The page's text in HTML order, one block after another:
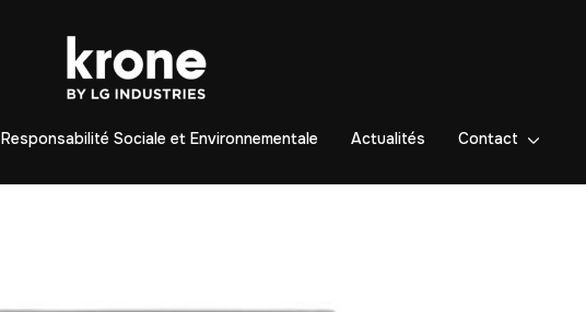
Responsabilité Sociale et Environnementale Actualités Contact